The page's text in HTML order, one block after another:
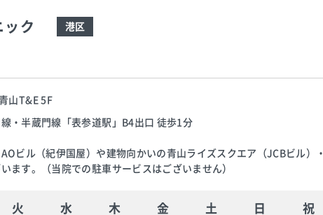
ク 港区
山T&E 5F
・半蔵門線「表参道駅」B4出口 徒歩1分
ビル（紀伊国屋）や建物向かいの青山ライズスクエア（JCBビル）・
ます。（当院での駐車サービスはございません）
火 水 木 金 土 日 祝